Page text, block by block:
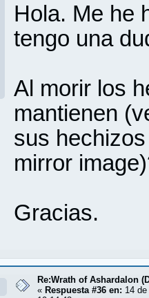
Hola. Me he
tengo una
Al morir los
mantienen
sus
mirror
Gracias.
Re:Wrath of Ashardalon
« Respuesta #36 en: 14